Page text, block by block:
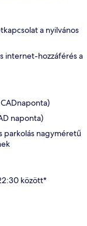
a nyilvános
internet-hozzáférés a
naponta)
parkolás nagyméretű
között*